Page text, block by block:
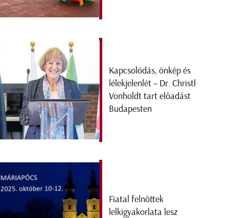
Kapcsolódás, önkép és
lélekjelenlét – Dr. Christl
Vonholdt tart előadást
Budapesten
Fiatal felnőttek
lelkigyakorlata lesz